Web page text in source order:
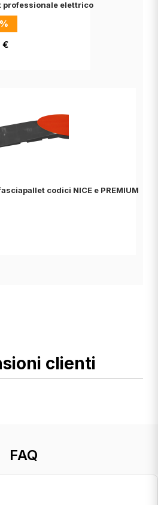
professionale elettrico
€
codici NICE e PREMIUM
clienti
FAQ